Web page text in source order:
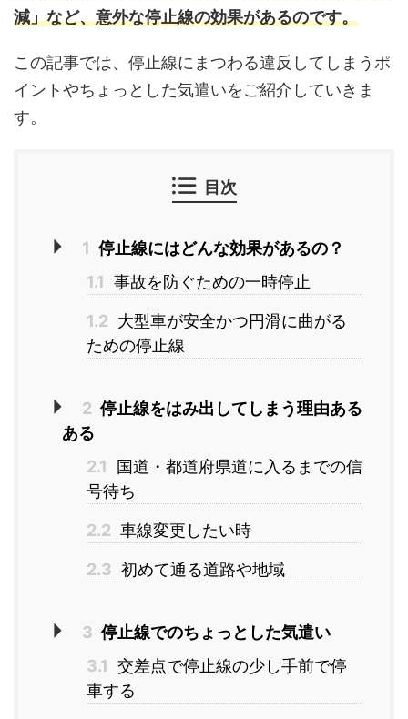
減」など、意外な停止線の効果があるのです。
この記事では、停止線にまつわる違反してしまうポ
イントやちょっとした気遣いをご紹介していきま
す。
目次
1 停止線にはどんな効果があるの？
1.1 事故を防ぐための一時停止
1.2 大型車が安全かつ円滑に曲がる
ための停止線
2 停止線をはみ出してしまう理由ある
ある
2.1
国道・都道府県道に入るまでの信
号待ち
2.2 車線変更したい時
2.3 初めて通る道路や地域
3 停止線でのちょっとした気遣い
3.1 交差点で停止線の少し手前で停
車する